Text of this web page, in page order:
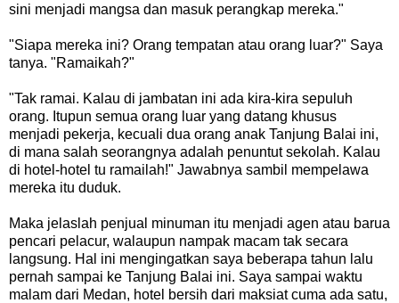
sini menjadi mangsa dan masuk perangkap mereka."
"Siapa mereka ini? Orang tempatan atau orang luar?" Saya
tanya. "Ramaikah?"
"Tak ramai. Kalau di jambatan ini ada kira-kira sepuluh
orang. Itupun semua orang luar yang datang khusus
menjadi pekerja, kecuali dua orang anak Tanjung Balai ini,
di mana salah seorangnya adalah penuntut sekolah. Kalau
di hotel-hotel tu ramailah!" Jawabnya sambil mempelawa
mereka itu duduk.
Maka jelaslah penjual minuman itu menjadi agen atau barua
pencari pelacur, walaupun nampak macam tak secara
langsung. Hal ini mengingatkan saya beberapa tahun lalu
pernah sampai ke Tanjung Balai ini. Saya sampai waktu
malam dari Medan, hotel bersih dari maksiat cuma ada satu,